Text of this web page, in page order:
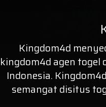
Kingdom4d
kingdom4d agen togel
Indonesia.
semangat disitus